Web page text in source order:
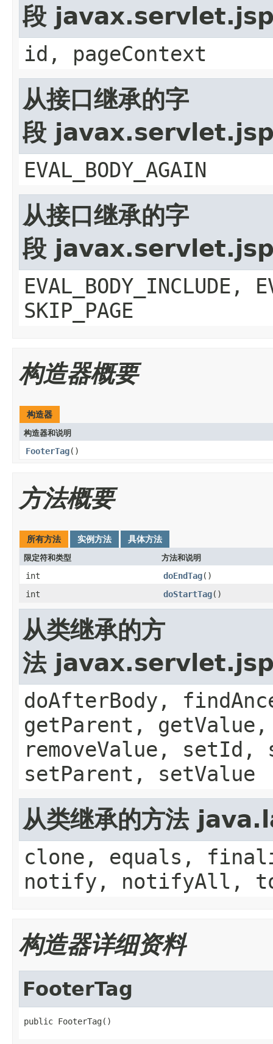
段
id, pageContext
从接口继承的字
段
EVAL_BODY_AGAIN
从接口继承的字
段
EVAL_BODY_INCLUDE,
SKIP_PAGE
构造器概要
构造器
构造器和说明
FooterTag()
方法概要
所有方法 实例方法 具体方法
限定符和类型 方法和说明
int doEndTag()
int
doStartTag()
从类继承的方
法
doAfterBody,
getParent,
removeValue, setId,
setParent, setValue
从类继承的方法
clone, equals,
notify, notifyAll,
构造器详细资料
FooterTag
public FooterTag()